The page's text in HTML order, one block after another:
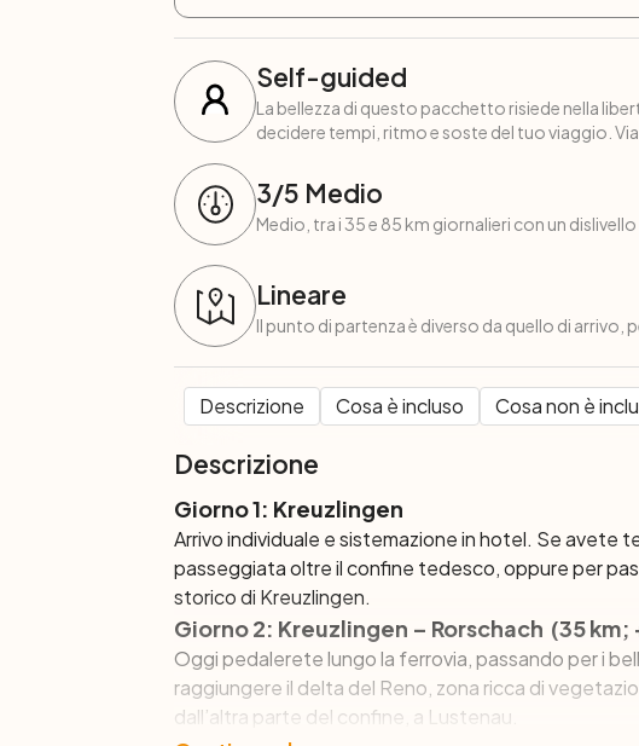
Self-guided
La bellezza di questo pacchetto risiede nella
decidere tempi, ritmo e soste del tuo viaggio.
3/5 Medio
Medio, tra i 35 e 85 km giornalieri con un
Lineare
Il punto di partenza è diverso da quello di
Descrizione Cosa è incluso Cosa non è
Descrizione
Giorno 1: Kreuzlingen
Arrivo individuale e sistemazione in hotel. Se avete
passeggiata oltre il confine tedesco, oppure per
storico di Kreuzlingen.
Giorno 2: Kreuzlingen – Rorschach (35 km;
Oggi pedalerete lungo la ferrovia, passando per i
raggiungere il delta del Reno, zona ricca di
dall’altra parte del confine, a Lustenau.